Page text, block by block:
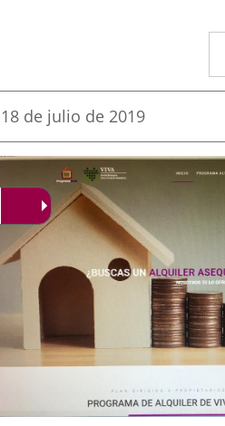
Fecha
la
noticia
18 de julio de 2019